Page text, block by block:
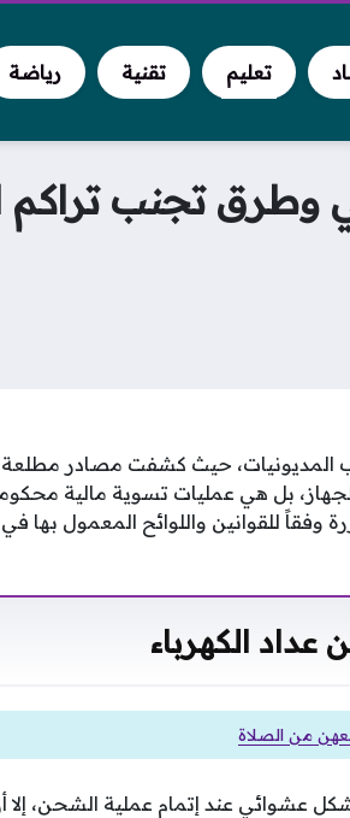
تعليم تقنية رياضة
وطرق تجنب تراكم
المديونيات، حيث كشفت مصادر مطلعة
بل هي عمليات تسوية مالية
للقوانين واللوائح المعمول بها
الكهرباء
من الصلاة
عشوائي عند إتمام عملية الشحن، إلا